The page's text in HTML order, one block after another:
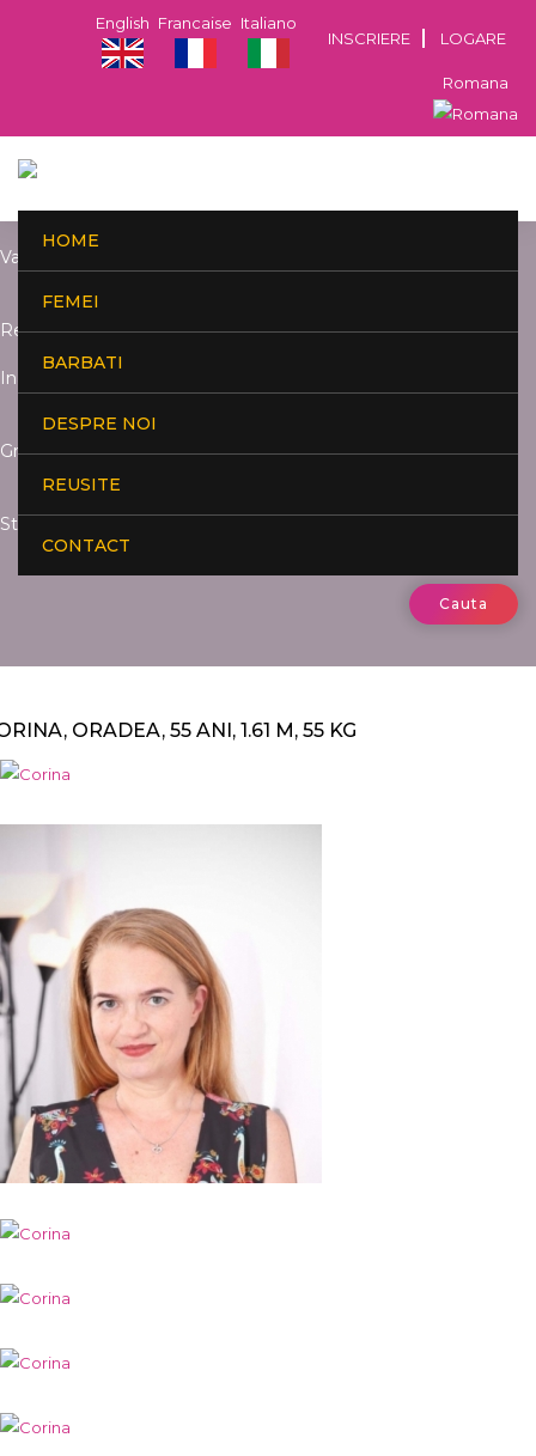
INSCRIERE LOGARE
Italiano
Francaise
English
Romana
HOME
FEMEI
BARBATI
DESPRE NOI
REUSITE
CONTACT
Varsta:
Resedinta:
Inaltime:
Greutate:
Studii:
Cauta
ORADEA, 55 ANI, 1.61 M, 55 KG